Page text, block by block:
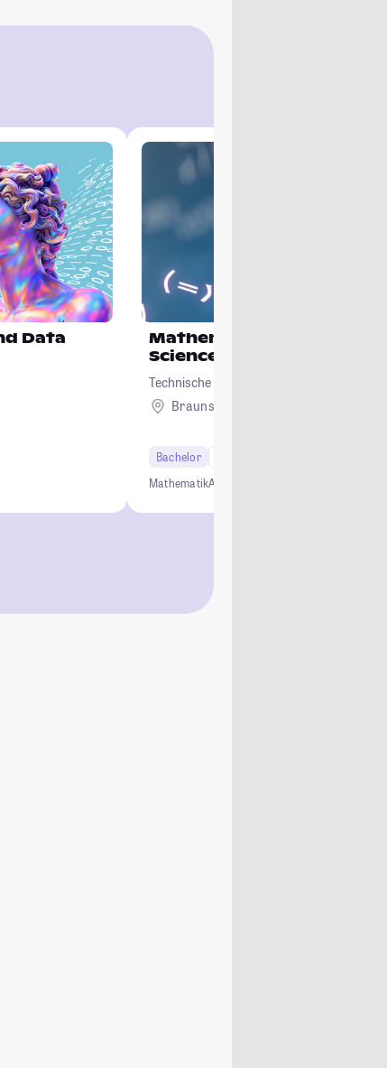
Data
Mathematik für
Sciences
Technische Universität Braunschweig
Braunschweig
Bachelor
MathematikAnwendungsorientiert